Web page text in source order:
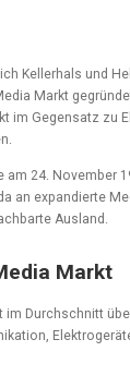
Kellerhals und
Markt
im Gegensatz zu
24. November
an expandierte
Ausland.
Markt
Durchschnitt